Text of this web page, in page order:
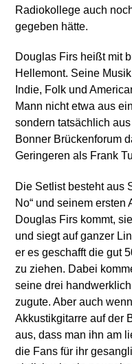
Radiokollege auch
gegeben hätte.
Douglas Firs heißt mit
Hellemont. Seine
Indie, Folk und
Mann nicht etwa aus
sondern tatsächlich
Bonner Brückenforum
Geringeren als Frank
Die Setlist besteht aus
No“ und seinem ersten
Douglas Firs kommt,
und siegt auf ganzer
er es geschafft die gut
zu ziehen. Dabei
seine drei
zugute. Aber auch
Akkustikgitarre auf der
aus, dass man ihn am
die Fans für ihr